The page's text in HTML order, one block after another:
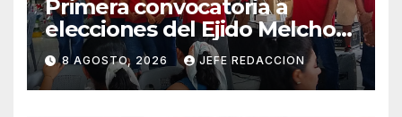
Primera convocatoria a
elecciones del Ejido Melchor
Ocampo en Lázaro Cárdenas
el domingo
8 AGOSTO, 2026 JEFE REDACCION